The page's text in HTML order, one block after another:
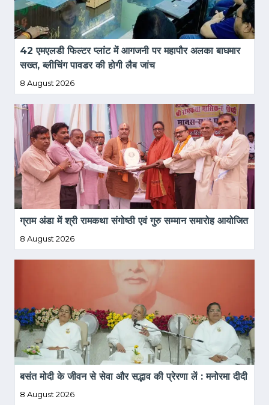
42 एमएलडी फिल्टर प्लांट में आगजनी पर महापौर अलका बाघमार
सख्त, ब्लीचिंग पावडर की होगी लैब जांच
8 August 2026
ग्राम अंडा में श्री रामकथा संगोष्ठी एवं गुरु सम्मान समारोह आयोजित
8 August 2026
बसंत मोदी के जीवन से सेवा और सद्भाव की प्रेरणा लें : मनोरमा दीदी
8 August 2026